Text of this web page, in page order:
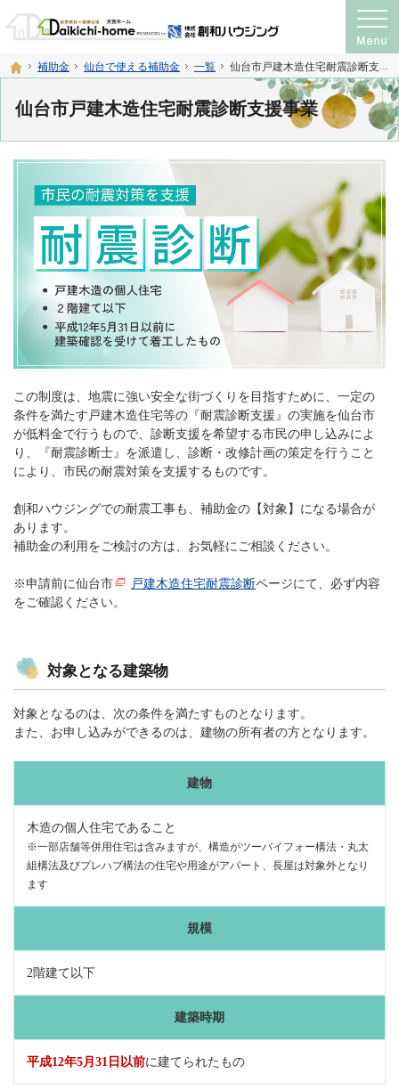
ホーム
補助金 仙台で使える補助金 一覧 仙台市戸建木造住宅耐震診断支援事業
仙台市戸建木造住宅耐震診断支援事業
プロの目線からご提案。注文住宅・新築戸建て・リフォームを手がける工務店なら
神奈川県横須賀市・宮城県仙台市の注文住宅・新築戸建て・リフォームを手がけ
この制度は、地震に強い安全な街づくりを目指すために、一定の
条件を満たす戸建木造住宅等の『耐震診断支援』の実施を仙台市
が低料金で行うもので、診断支援を希望する市民の申し込みによ
り、『耐震診断士』を派遣し、診断・改修計画の策定を行うこと
により、市民の耐震対策を支援するものです。
創和ハウジングでの耐震工事も、補助金の【対象】になる場合が
あります。
補助金の利用をご検討の方は、お気軽にご相談ください。
※申請前に仙台市 戸建木造住宅耐震診断ページにて、必ず内容
をご確認ください。
対象となる建築物
対象となるのは、次の条件を満たすものとなります。
また、お申し込みができるのは、建物の所有者の方となります。
建物
木造の個人住宅であること
※一部店舗等併用住宅は含みますが、構造がツーバイフォー構法・丸太
組構法及びプレハブ構法の住宅や用途がアパート、長屋は対象外となり
ます
規模
2階建て以下
建築時期
平成12年5月31日以前に建てられたもの